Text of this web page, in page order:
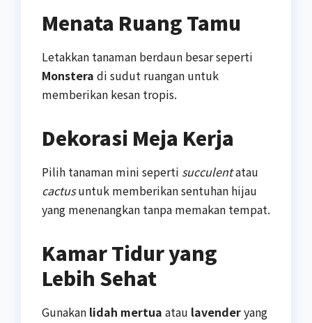
Menata Ruang Tamu
Letakkan tanaman berdaun besar seperti
Monstera di sudut ruangan untuk
memberikan kesan tropis.
Dekorasi Meja Kerja
Pilih tanaman mini seperti succulentatau
cactusuntuk memberikan sentuhan hijau
yang menenangkan tanpa memakan tempat.
Kamar Tidur yang
Lebih Sehat
Gunakan lidah mertua atau lavenderyang